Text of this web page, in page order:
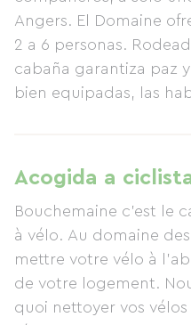
Angers. El Domaine
2 a 6 personas.
cabaña garantiza paz
bien equipadas, las
el día con una
alojamiento dispone
baño privado.
toallas. Loire à Vélo y
Instalaciones para
guardabicicletas, etc.).
Acogida a
Bouchemaine c'est le
à vélo. Au domaine
mettre votre vélo à
de votre logement.
quoi nettoyer vos